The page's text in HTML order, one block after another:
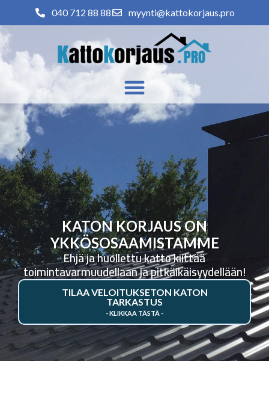
040 712 88 88 myynti@kattokorjaus.pro
KATON KORJAUS ON
YKKÖSOSAAMISTAMME
Ehjä ja huollettu katto kiittää
toimintavarmuudellaan ja pitkäikäisyydellään!
TILAA VELOITUKSETON KATON
TARKASTUS